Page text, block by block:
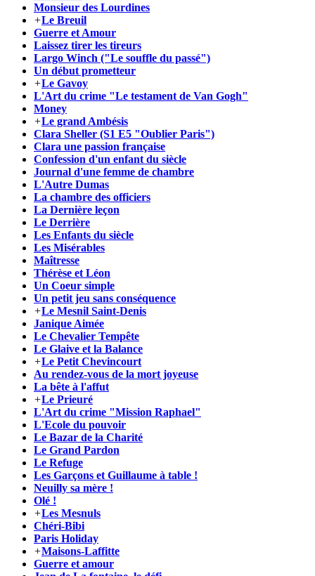
Monsieur des Lourdines
+Le Breuil
Guerre et Amour
Laissez tirer les tireurs
Largo Winch ("Le souffle du passé")
Un début prometteur
+Le Gavoy
L'Art du crime "Le testament de Van Gogh"
Money
+Le grand Ambésis
Clara Sheller (S1 E5 "Oublier Paris")
Clara une passion française
Confession d'un enfant du siècle
Journal d'une femme de chambre
L'Autre Dumas
La chambre des officiers
La Dernière leçon
Le Derrière
Les Enfants du siècle
Les Misérables
Maîtresse
Thérèse et Léon
Un Coeur simple
Un petit jeu sans conséquence
+Le Mesnil Saint-Denis
Janique Aimée
Le Chevalier Tempête
Le Glaive et la Balance
+Le Petit Chevincourt
Au rendez-vous de la mort joyeuse
La bête à l'affut
+Le Prieuré
L'Art du crime "Mission Raphael"
L'Ecole du pouvoir
Le Bazar de la Charité
Le Grand Pardon
Le Refuge
Les Garçons et Guillaume à table !
Neuilly sa mère !
Olé !
+Les Mesnuls
Chéri-Bibi
Paris Holiday
+Maisons-Laffitte
Guerre et amour